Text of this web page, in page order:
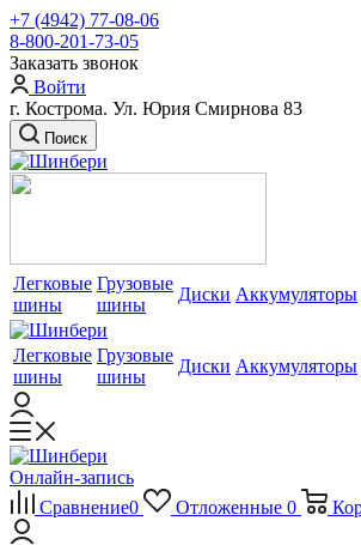
+7 (4942) 77-08-06
8-800-201-73-05
Заказать звонок
Войти
г. Кострома. Ул. Юрия Смирнова 83
Поиск
Легковые
шины
Грузовые
шины
Диски Аккумуляторы
Легковые
шины
Грузовые
шины
Диски Аккумуляторы
Онлайн-запись
Сравнение0 Отложенные 0